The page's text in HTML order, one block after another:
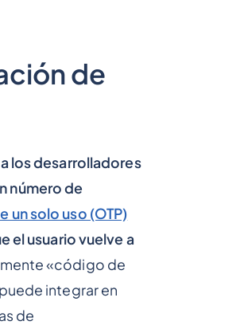
de
los desarrolladores
número de
un solo uso (OTP)
el usuario vuelve a
«código de
integrar en
de